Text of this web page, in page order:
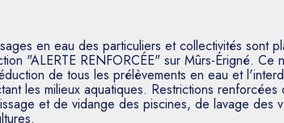
en eau des particuliers et collectivités sont
"ALERTE RENFORCÉE" sur Mûrs-Érigné. Ce
de tous les prélèvements en eau et
les milieux aquatiques. Restrictions renforcées
et de vidange des piscines, de lavage des